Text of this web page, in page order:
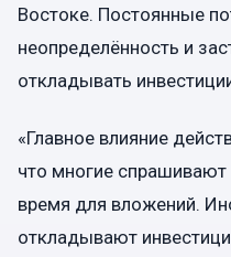
Востоке. Постоянные
неопределённость и
откладывать
«Главное влияние
что многие
время для вложений.
откладывают